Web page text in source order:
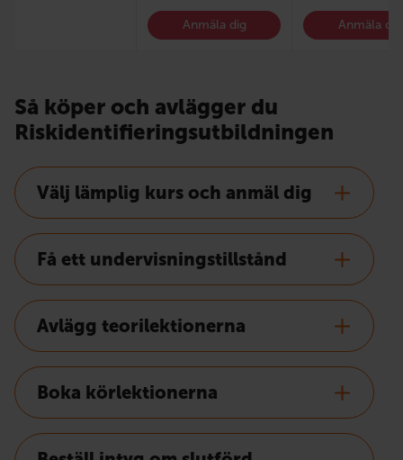
Anmäla dig Anmäla dig
Så köper och avlägger du
Riskidentifieringsutbildningen
Välj lämplig kurs och anmäl dig
Få ett undervisningstillstånd
Avlägg teorilektionerna
Boka körlektionerna